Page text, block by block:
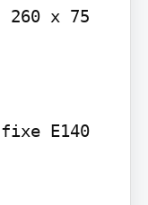
x 75
E140